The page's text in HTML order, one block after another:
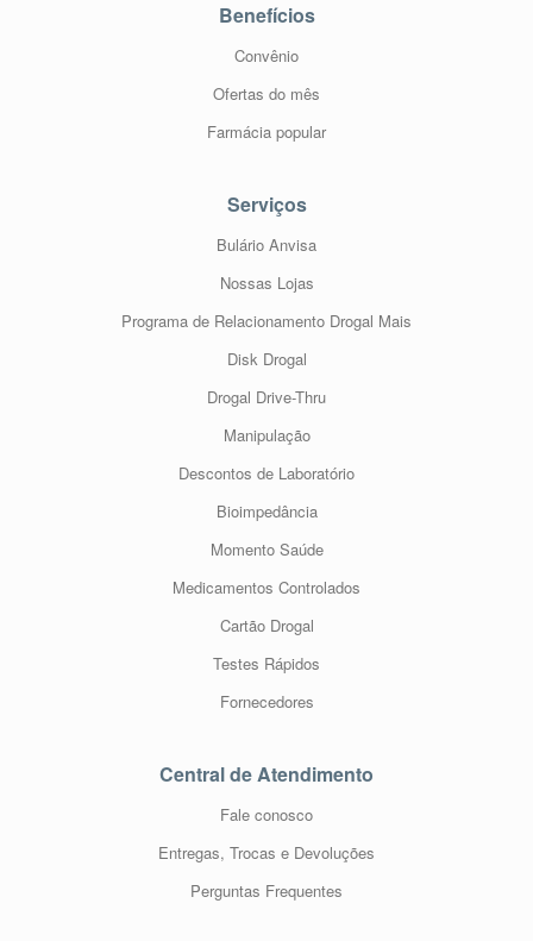
Benefícios
Convênio
Ofertas do mês
Farmácia popular
Serviços
Bulário Anvisa
Nossas Lojas
Programa de Relacionamento Drogal Mais
Disk Drogal
Drogal Drive-Thru
Manipulação
Descontos de Laboratório
Bioimpedância
Momento Saúde
Medicamentos Controlados
Cartão Drogal
Testes Rápidos
Fornecedores
Central de Atendimento
Fale conosco
Entregas, Trocas e Devoluções
Perguntas Frequentes